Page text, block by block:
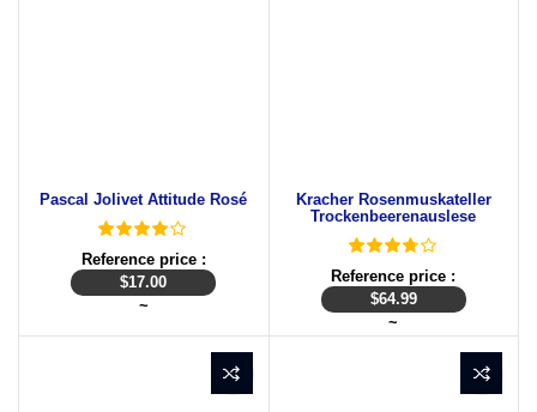
Pascal Jolivet Attitude Rosé
Reference price :
$17.00
~
Kracher Rosenmuskateller
Trockenbeerenauslese
Reference price :
$64.99
~